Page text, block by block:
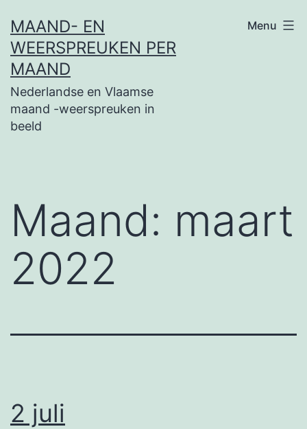
naar
de
inhoud
MAAND- EN
WEERSPREUKEN PER
MAAND
Nederlandse en Vlaamse
maand -weerspreuken in
beeld
Menu
Maand: maart
2022
2 juli